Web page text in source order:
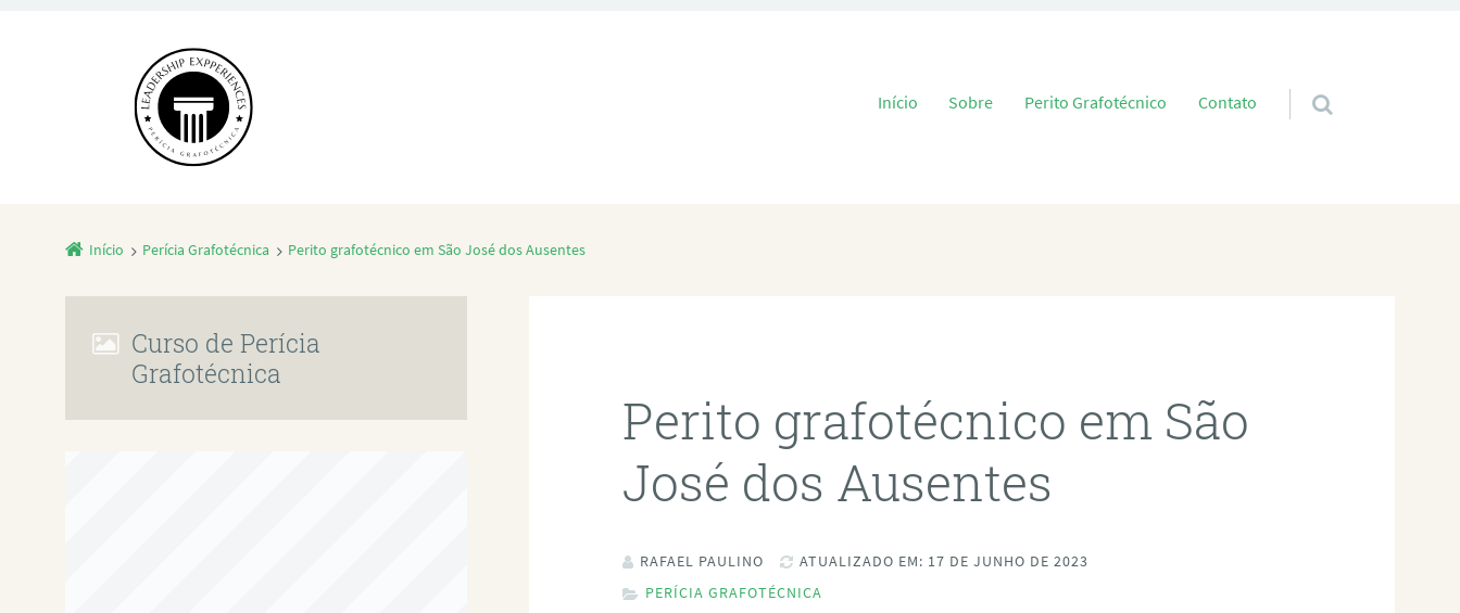
Pular para o conteúdo
Início Sobre Perito Grafotécnico Contato
Início Perícia Grafotécnica Perito grafotécnico em São José dos Ausentes
Perito grafotécnico em São
José dos Ausentes
RAFAEL PAULINO
ATUALIZADO EM: 17 DE JUNHO DE 2023
PERÍCIA GRAFOTÉCNICA
Curso de Perícia
Grafotécnica